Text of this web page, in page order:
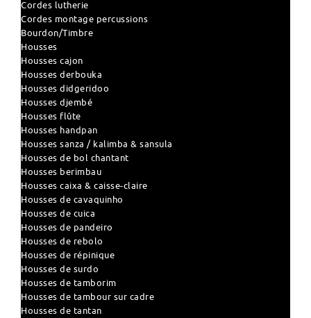
Cordes lutherie
Cordes montage percussions
Bourdon/Timbre
Housses
Housses cajon
Housses derbouka
Housses didgeridoo
Housses djembé
Housses flûte
Housses handpan
Housses sanza / kalimba & sansula
Housses de bol chantant
Housses berimbau
Housses caixa & caisse-claire
Housses de cavaquinho
Housses de cuica
Housses de pandeiro
Housses de rebolo
Housses de répinique
Housses de surdo
Housses de tamborim
Housses de tambour sur cadre
Housses de tantan